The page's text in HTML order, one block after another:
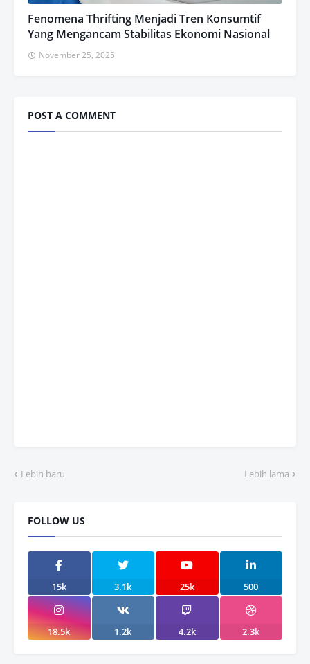
Fenomena Thrifting Menjadi Tren Konsumtif
Yang Mengancam Stabilitas Ekonomi Nasional
November 25, 2025
POST A COMMENT
Lebih baru Lebih lama
FOLLOW US
15k 3.1k 25k 500
18.5k 1.2k 4.2k 2.3k